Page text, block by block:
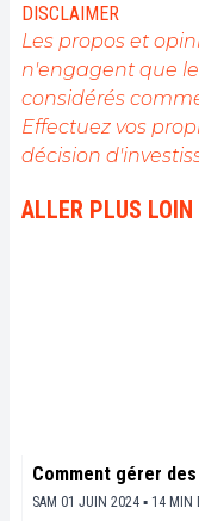
DISCLAIMER
Les propos et
n'engagent que
considérés
Effectuez vos
décision
ALLER PLUS LOIN
Comment gérer
SAM 01 JUIN 2024 ▪ 14 MIN